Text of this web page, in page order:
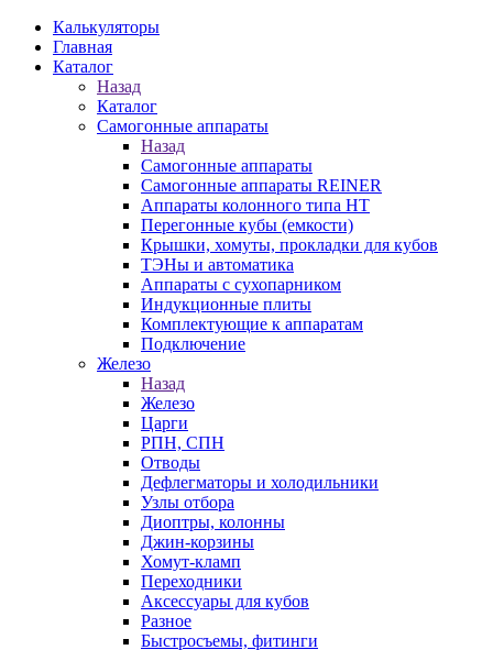
Калькуляторы
Главная
Каталог
Назад
Каталог
Самогонные аппараты
Назад
Самогонные аппараты
Самогонные аппараты REINER
Аппараты колонного типа НТ
Перегонные кубы (емкости)
Крышки, хомуты, прокладки для кубов
ТЭНы и автоматика
Аппараты с сухопарником
Индукционные плиты
Комплектующие к аппаратам
Подключение
Железо
Назад
Железо
Царги
РПН, СПН
Отводы
Дефлегматоры и холодильники
Узлы отбора
Диоптры, колонны
Джин-корзины
Хомут-кламп
Переходники
Аксессуары для кубов
Разное
Быстросъемы, фитинги